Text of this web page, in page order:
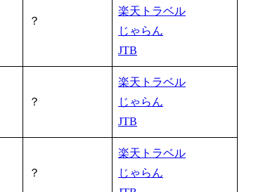
？
楽天トラベル
じゃらん
JTB
？
楽天トラベル
じゃらん
JTB
？
楽天トラベル
じゃらん